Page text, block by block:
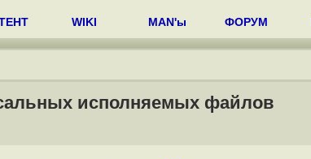
WIKI MAN'ы ФОРУМ
исполняемых файлов